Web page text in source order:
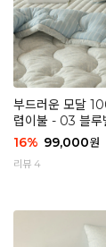
부드러운 모달
렵이불 - 03 블루
16% 99,000원
리뷰 4